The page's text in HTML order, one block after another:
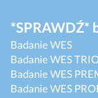
*SPRAWDŹ*
Badanie WES
Badanie WES
Badanie WES
Badanie WES